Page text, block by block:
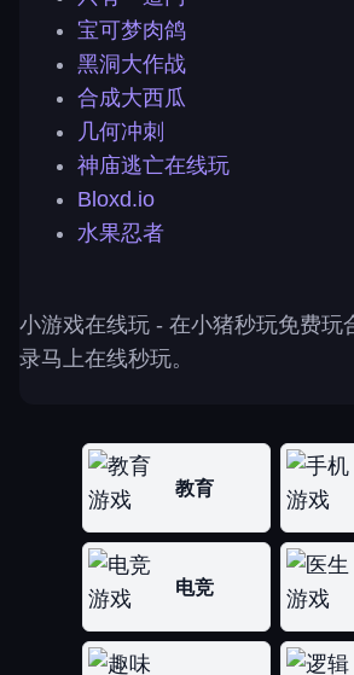
宝可梦肉鸽
黑洞大作战
合成大西瓜
几何冲刺
神庙逃亡在线玩
Bloxd.io
水果忍者
小游戏在线玩 - 在小猪秒玩免费玩
录马上在线秒玩。
教育
电竞